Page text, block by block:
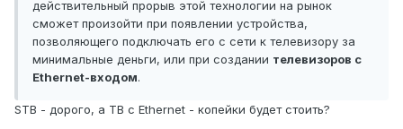
действительный прорыв этой технологии на рынок
сможет произойти при появлении устройства,
позволяющего подключать его с сети к телевизору за
минимальные деньги, или при создании телевизоров с
Ethernet-входом.
STB - дорого, а ТВ с Ethernet - копейки будет стоить?